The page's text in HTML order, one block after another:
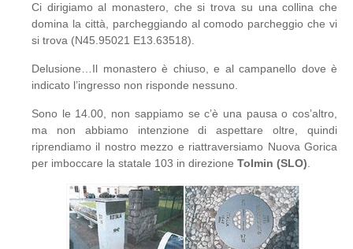
Ci dirigiamo al monastero, che si trova su una collina che
domina la città, parcheggiando al comodo parcheggio che vi
si trova (N45.95021 E13.63518).
Delusione…Il monastero è chiuso, e al campanello dove è
indicato l’ingresso non risponde nessuno.
Sono le 14.00, non sappiamo se c’è una pausa o cos’altro,
ma non abbiamo intenzione di aspettare oltre, quindi
riprendiamo il nostro mezzo e riattraversiamo Nuova Gorica
per imboccare la statale 103 in direzione Tolmin (SLO)